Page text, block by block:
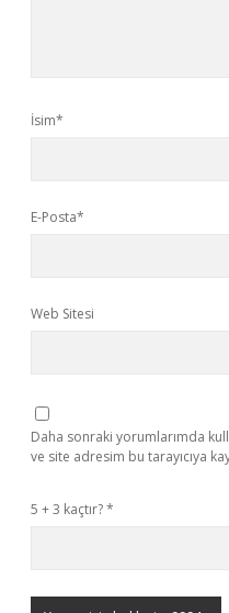
İsim*
E-Posta*
Web Sitesi
Daha sonraki yorumlarımda
ve site adresim bu tarayıcıya
5 + 3 kaçtır?*